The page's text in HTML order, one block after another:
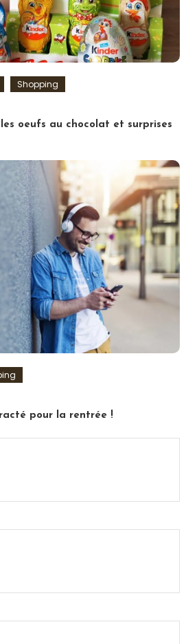
Shopping
les oeufs au chocolat et surprises
pour la rentrée !